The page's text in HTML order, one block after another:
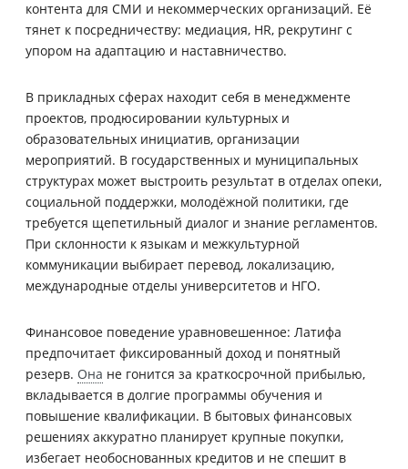
контента для СМИ и некоммерческих организаций. Её
тянет к посредничеству: медиация, HR, рекрутинг с
упором на адаптацию и наставничество.
В прикладных сферах находит себя в менеджменте
проектов, продюсировании культурных и
образовательных инициатив, организации
мероприятий. В государственных и муниципальных
структурах может выстроить результат в отделах опеки,
социальной поддержки, молодёжной политики, где
требуется щепетильный диалог и знание регламентов.
При склонности к языкам и межкультурной
коммуникации выбирает перевод, локализацию,
международные отделы университетов и НГО.
Финансовое поведение уравновешенное: Латифа
предпочитает фиксированный доход и понятный
резерв. Она не гонится за краткосрочной прибылью,
вкладывается в долгие программы обучения и
повышение квалификации. В бытовых финансовых
решениях аккуратно планирует крупные покупки,
избегает необоснованных кредитов и не спешит в